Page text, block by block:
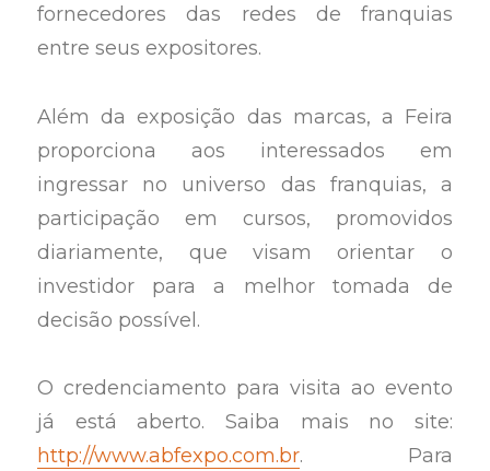
fornecedores das redes de franquias
entre seus expositores.
Além da exposição das marcas, a Feira
proporciona aos interessados em
ingressar no universo das franquias, a
participação em cursos, promovidos
diariamente, que visam orientar o
investidor para a melhor tomada de
decisão possível.
O credenciamento para visita ao evento
já está aberto. Saiba mais no site:
http://www.abfexpo.com.br. Para